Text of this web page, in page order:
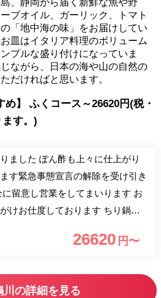
、静岡から届く新鮮な魚や野
ブオイル、ガーリック、トマト
「地中海の味」をお届けしてい
皿はイタリア料理のボリューム
プルな盛り付けになっていま
ながら、日本の海や山の自然の
だければと思います。
め】 ふくコース～26620円(税・
す。)
ました ぽん酢も上々に仕上がり
す緊急事態宣言の解除を受け引き
留意し営業をしてまいります お
けお仕度しております ちり鍋は
別コースもございます お問い合
26620 円〜
川の詳細を見る